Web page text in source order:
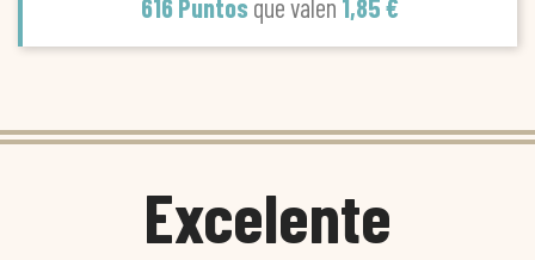
616 Puntos que valen 1,85 €
Excelente